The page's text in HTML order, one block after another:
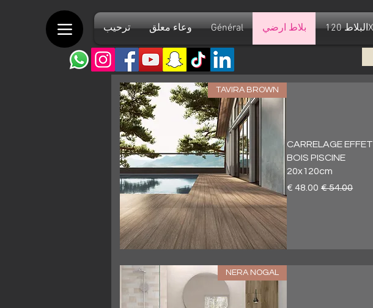
ترحيب وعاء معلق Général بلاط ارضي
العرض السريع
TAVIRA BROWN
CARRELAGE EFFET
BOIS PISCINE
20x120cm
سعر عاديسعر البيع
NERA NOGAL